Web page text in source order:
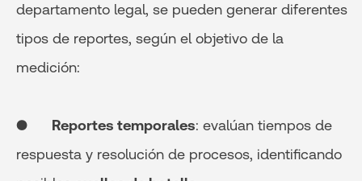
departamento legal, se pueden generar diferentes
tipos de reportes, según el objetivo de la
medición:
● Reportes temporales: evalúan tiempos de
respuesta y resolución de procesos, identificando